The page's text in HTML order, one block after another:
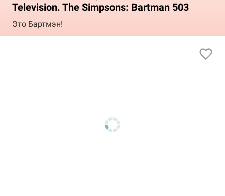
Television. The Simpsons: Bartman 503
Это Бартмэн!